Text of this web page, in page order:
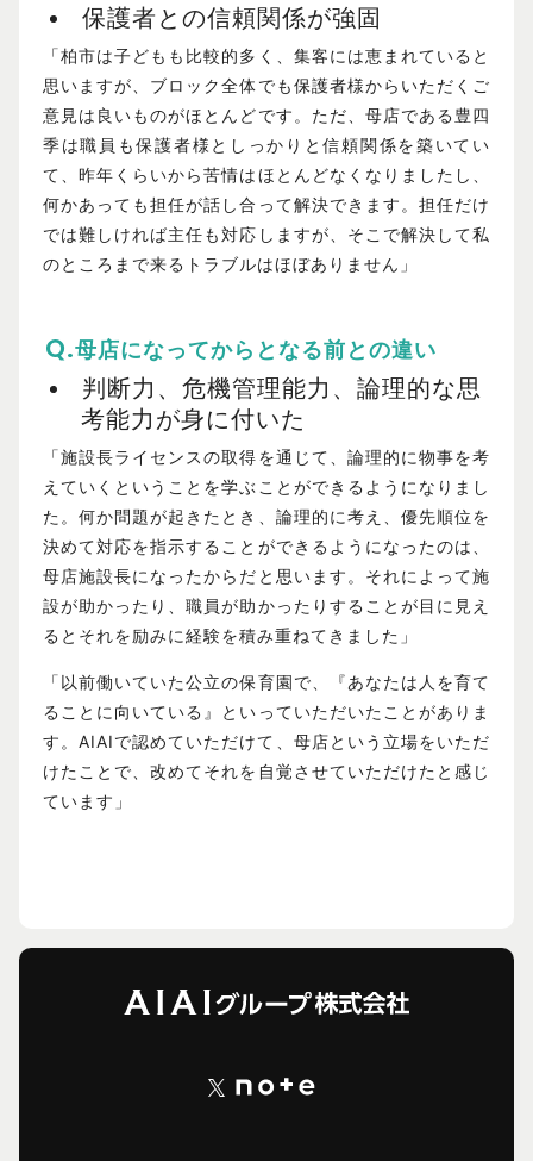
保護者との信頼関係が強固
「柏市は子どもも比較的多く、集客には恵まれていると
思いますが、ブロック全体でも保護者様からいただくご
意見は良いものがほとんどです。ただ、母店である豊四
季は職員も保護者様としっかりと信頼関係を築いてい
て、昨年くらいから苦情はほとんどなくなりましたし、
何かあっても担任が話し合って解決できます。担任だけ
では難しければ主任も対応しますが、そこで解決して私
のところまで来るトラブルはほぼありません」
母店になってからとなる前との違い
判断力、危機管理能力、論理的な思
考能力が身に付いた
「施設長ライセンスの取得を通じて、論理的に物事を考
えていくということを学ぶことができるようになりまし
た。何か問題が起きたとき、論理的に考え、優先順位を
決めて対応を指示することができるようになったのは、
母店施設長になったからだと思います。それによって施
設が助かったり、職員が助かったりすることが目に見え
るとそれを励みに経験を積み重ねてきました」
「以前働いていた公立の保育園で、『あなたは人を育て
ることに向いている』といっていただいたことがありま
す。AIAIで認めていただけて、母店という立場をいただ
けたことで、改めてそれを自覚させていただけたと感じ
ています」